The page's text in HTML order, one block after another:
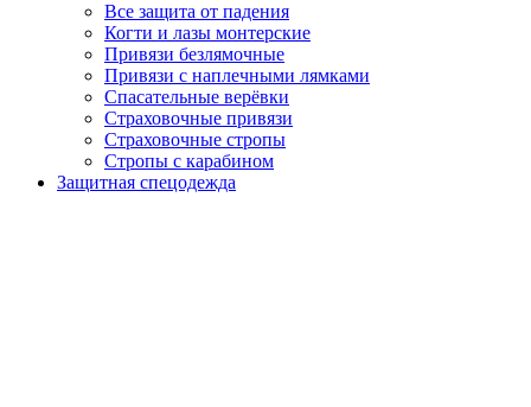
Все защита от падения
Когти и лазы монтерские
Привязи безлямочные
Привязи с наплечными лямками
Спасательные верёвки
Страховочные привязи
Страховочные стропы
Стропы с карабином
Защитная спецодежда